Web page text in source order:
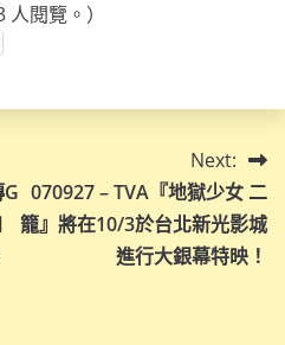
閱覽。）
Next:
070927 – TVA『地獄少女 二
籠』將在10/3於台北新光影城
進行大銀幕特映！